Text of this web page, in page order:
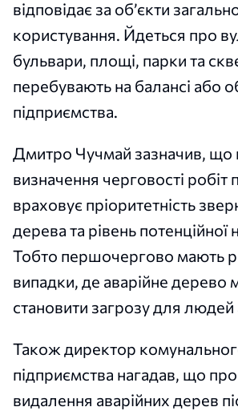
відповідає за об’єкти
користування. Йдеться про
бульвари, площі, парки та
перебувають на балансі або
підприємства.
Дмитро Чучмай зазначив, що
визначення черговості робіт
враховує пріоритетність
дерева та рівень потенційної
Тобто першочергово мають
випадки, де аварійне дерево
становити загрозу для
Також директор
підприємства нагадав, що
видалення аварійних дерев